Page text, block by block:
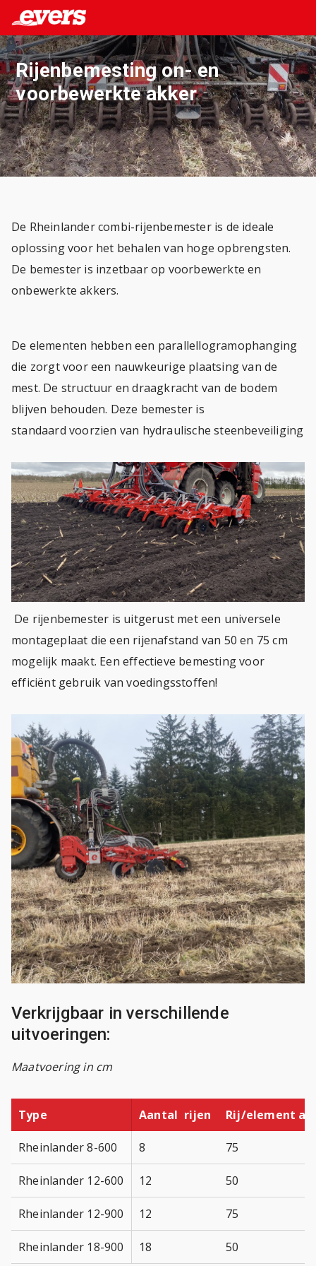
Rijenbemesting on- en
voorbewerkte akker
De Rheinlander combi-rijenbemester is de ideale
oplossing voor het behalen van hoge opbrengsten.
De bemester is inzetbaar op voorbewerkte en
onbewerkte akkers.
De elementen hebben een parallellogramophanging
die zorgt voor een nauwkeurige plaatsing van de
mest. De structuur en draagkracht van de bodem
blijven behouden. Deze bemester is
standaard voorzien van hydraulische steenbeveiliging
De rijenbemester is uitgerust met een universele
montageplaat die een rijenafstand van 50 en 75 cm
mogelijk maakt. Een effectieve bemesting voor
efficiënt gebruik van voedingsstoffen!
Verkrijgbaar in verschillende
uitvoeringen:
Maatvoering in cm
Type Aantal rijen Rij/element
Rheinlander 8-600 8 75
Rheinlander 12-600 12 50
Rheinlander 12-900 12 75
Rheinlander 18-900 18 50